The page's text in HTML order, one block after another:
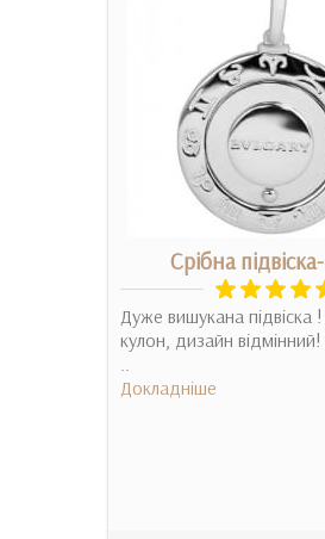
Срібна
Дуже вишукана підвіска
кулон, дизайн
..
Докладніше